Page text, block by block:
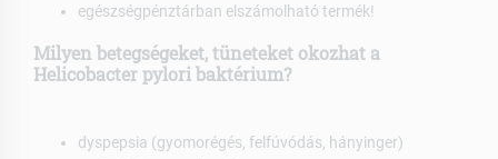
egészségpénztárban elszámolható termék!
Milyen betegségeket, tüneteket okozhat a
Helicobacter pylori baktérium?
dyspepsia (gyomorégés, felfúvódás, hányinger)